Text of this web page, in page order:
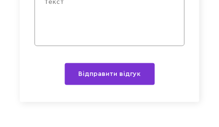
Відправити відгук